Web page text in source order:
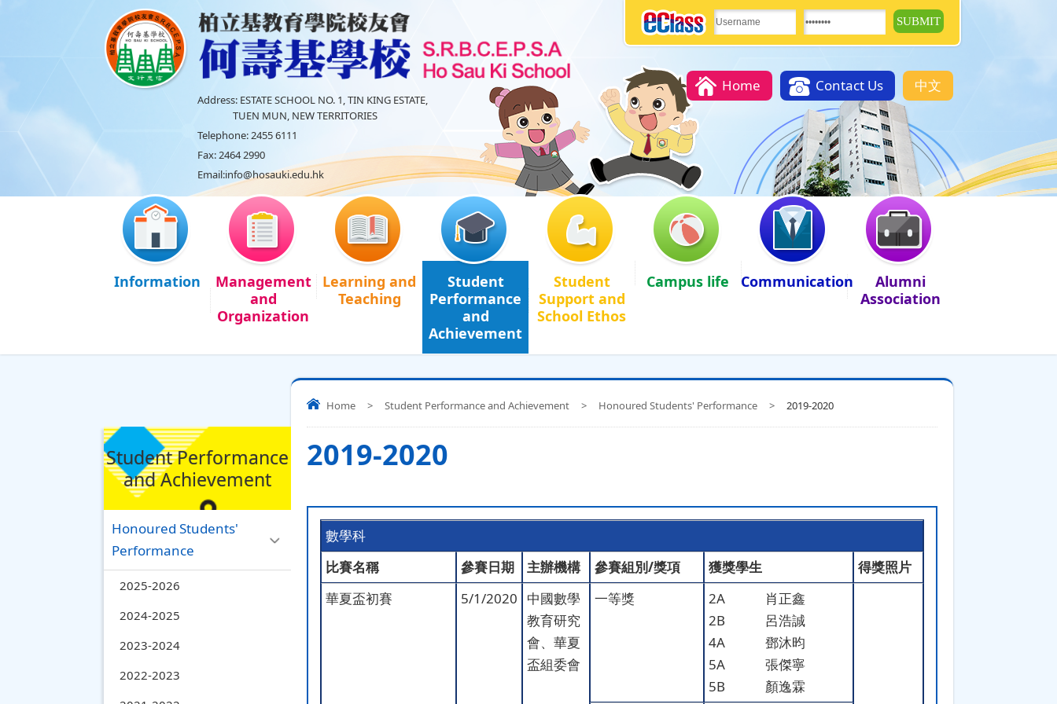
Address: ESTATE SCHOOL NO. 1, TIN KING ESTATE,
TUEN MUN, NEW TERRITORIES
Telephone:2455 6111
Fax:2464 2990
Email:info@hosauki.edu.hk
中文
Contact Us
Home
Information
Management
and
Organization
Learning and
Teaching
Student
Performance
and
Achievement
Student
Support and
School Ethos
Campus life Communication
Alumni
Association
Home > Student Performance and Achievement > Honoured Students' Performance > 2019-2020
2019-2020
數學科
比賽名稱
參賽日期 主辦機構 參賽組別/獎項 獲獎學生
得獎照片
華夏盃初賽
5/1/2020
中國數學
教育研究
會、華夏
盃組委會
一等獎 2A
肖正鑫
2B
呂浩誠
4A
鄧沐昀
5A
張傑寧
5B
顏逸霖
Student Performance
and Achievement
Honoured Students'
Performance
2025-2026
2024-2025
2023-2024
2022-2023